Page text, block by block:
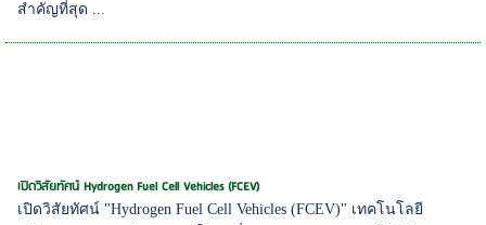
สำคัญที่สุด ...
เปิดวิสัยทัศน์ Hydrogen Fuel Cell Vehicles (FCEV)
เปิดวิสัยทัศน์ "Hydrogen Fuel Cell Vehicles (FCEV)" เทคโนโลยี